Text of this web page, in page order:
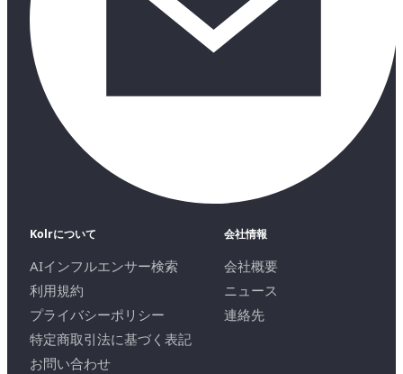
Kolrについて
AIインフルエンサー検索
利用規約
プライバシーポリシー
特定商取引法に基づく表記
お問い合わせ
会社情報
会社概要
ニュース
連絡先